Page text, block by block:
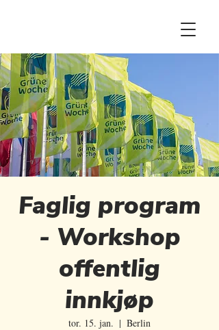
Faglig program
- Workshop
offentlig
innkjøp
tor. 15. jan.
  |
Berlin